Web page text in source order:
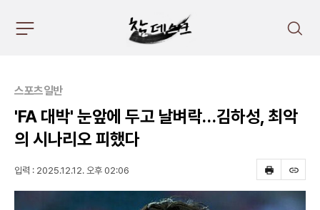
검
주
메
뉴
펼
치
기
스포츠일반
'FA 대박' 눈앞에 두고 날벼락…김하성, 최악
의 시나리오 피했다
프
린
트
스
크
랩
입력 : 2025.12.12. 오후 02:06